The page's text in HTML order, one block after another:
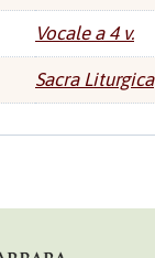
Vocale a 4 v.
Sacra Liturgica